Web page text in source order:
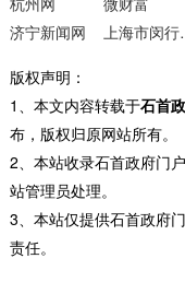
济宁新闻网
上海
版权声明：
1、本文内容转载于石首
布，版权归原网站所有。
2、本站收录石首政府门
站管理员处理。
3、本站仅提供石首政府
责任。